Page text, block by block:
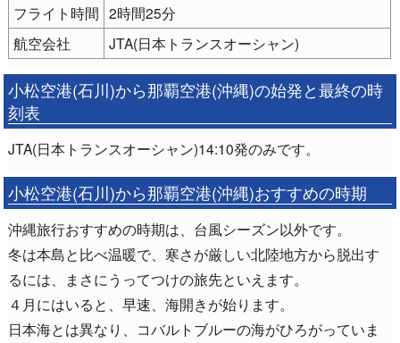
フライト時間 2時間25分
航空会社
JTA(日本トランスオーシャン)
小松空港(石川)から那覇空港(沖縄)の始発と最終の時
刻表
JTA(日本トランスオーシャン)14:10発のみです。
小松空港(石川)から那覇空港(沖縄)おすすめの時期
沖縄旅行おすすめの時期は、台風シーズン以外です。
冬は本島と比べ温暖で、寒さが厳しい北陸地方から脱出す
るには、まさにうってつけの旅先といえます。
４月にはいると、早速、海開きが始ります。
日本海とは異なり、コバルトブルーの海がひろがっていま